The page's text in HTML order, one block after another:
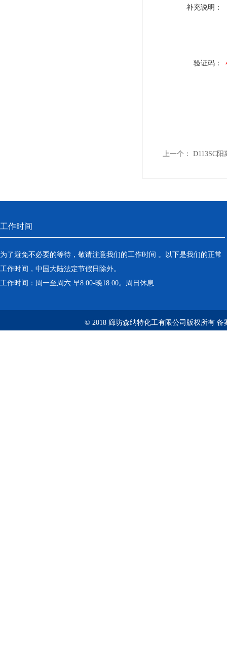
补充说明：
验证码：
上一个： D113SC
工作时间
为了避免不必要的等待，敬请注意我们的工作时间 。以下是我们的正常
工作时间，中国大陆法定节假日除外。
工作时间：周一至周六 早8:00-晚18:00。周日休息
© 2018 廊坊森纳特化工有限公司版权所有 备